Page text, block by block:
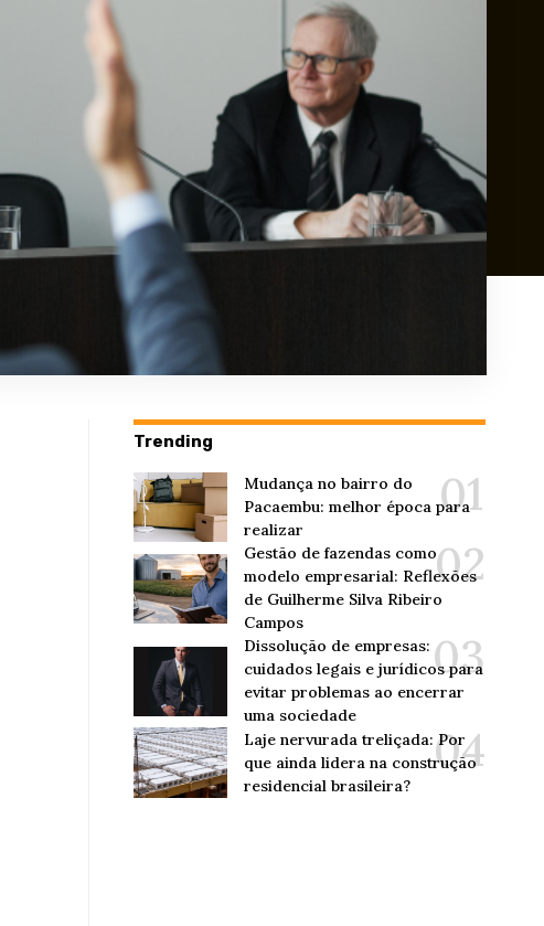
Trending
Mudança no bairro do
Pacaembu: melhor época para
realizar
Gestão de fazendas como
modelo empresarial: Reflexões
de Guilherme Silva Ribeiro
Campos
Dissolução de empresas:
cuidados legais e jurídicos para
evitar problemas ao encerrar
uma sociedade
Laje nervurada treliçada: Por
que ainda lidera na construção
residencial brasileira?